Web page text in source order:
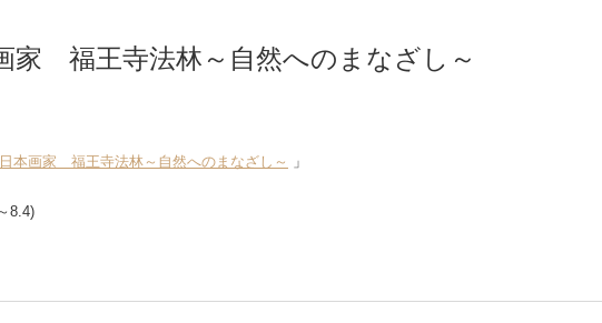
福王寺法林～自然へのまなざし～
本画家 福王寺法林～自然へのまなざし～ 」
8.4)